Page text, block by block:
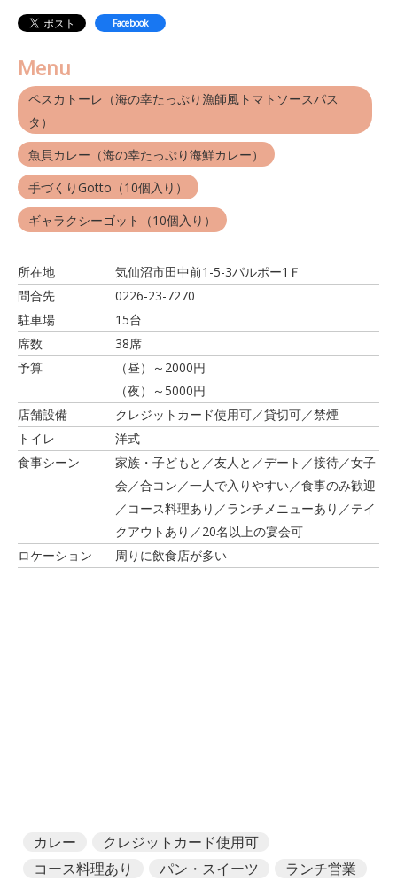
Facebook
Menu
ペスカトーレ（海の幸たっぷり漁師風トマトソースパス
タ）
魚貝カレー（海の幸たっぷり海鮮カレー）
手づくりGotto（10個入り）
ギャラクシーゴット（10個入り）
所在地
気仙沼市田中前1-5-3パルポー1Ｆ
問合先
0226-23-7270
駐車場
15台
席数
38席
予算
（昼）～2000円
（夜）～5000円
店舗設備
クレジットカード使用可／貸切可／禁煙
トイレ
洋式
食事シーン
家族・子どもと／友人と／デート／接待／女子
会／合コン／一人で入りやすい／食事のみ歓迎
／コース料理あり／ランチメニューあり／テイ
クアウトあり／20名以上の宴会可
ロケーション
周りに飲食店が多い
カレー
クレジットカード使用可
コース料理あり
パン・スイーツ ランチ営業